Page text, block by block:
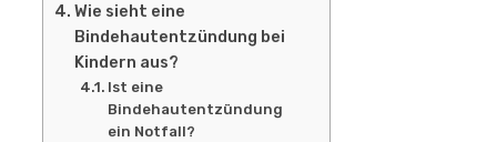
Wie sieht eine
Bindehautentzündung bei
Kindern aus?
Ist eine
Bindehautentzündung
ein Notfall?